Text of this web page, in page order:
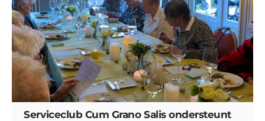
Serviceclub Cum Grano Salis ondersteunt